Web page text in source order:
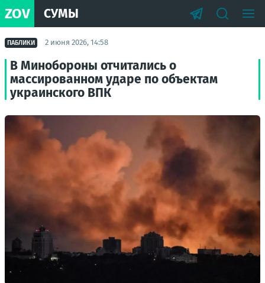
ZOV СУМЫ
ПАБЛИКИ 2 июня 2026, 14:58
В Минобороны отчитались о
массированном ударе по объектам
украинского ВПК